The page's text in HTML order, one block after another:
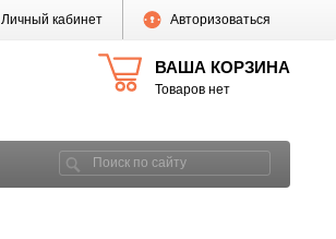
Личный кабинет Авторизоваться
ВАША КОРЗИНА
Товаров нет